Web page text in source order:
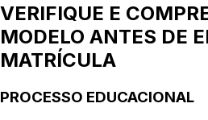
VERIFIQUE E
MODELO ANTES DE
MATRÍCULA
PROCESSO EDUCACIONAL